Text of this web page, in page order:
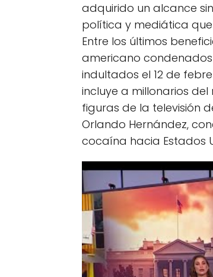
adquirido un alcance
política y mediática
Entre los últimos
americano
indultados el 12 de
incluye a millonarios
figuras de la televisión
Orlando Hernández,
cocaína hacia Estados